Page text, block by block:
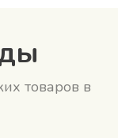
товаров в